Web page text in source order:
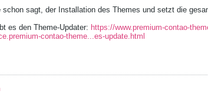
schon sagt, der Installation des Themes und setzt die
es den Theme-Updater: https://www.premium-contao-
contao-theme...es-update.html